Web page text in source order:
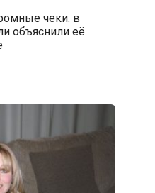
чеки: в
объяснили её